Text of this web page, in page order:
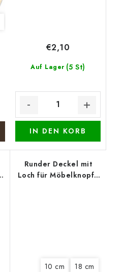
Auf Lager (5 St)
€2,10
IN DEN KORB
Runder Deckel mit
Loch für Möbelknopf -
10 cm 18 cm